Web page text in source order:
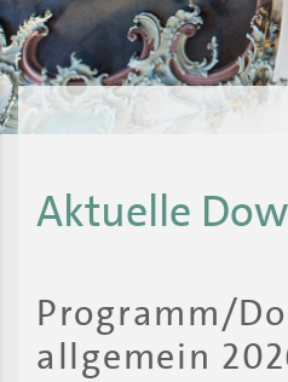
Aktuelle
Programm/
allgemein